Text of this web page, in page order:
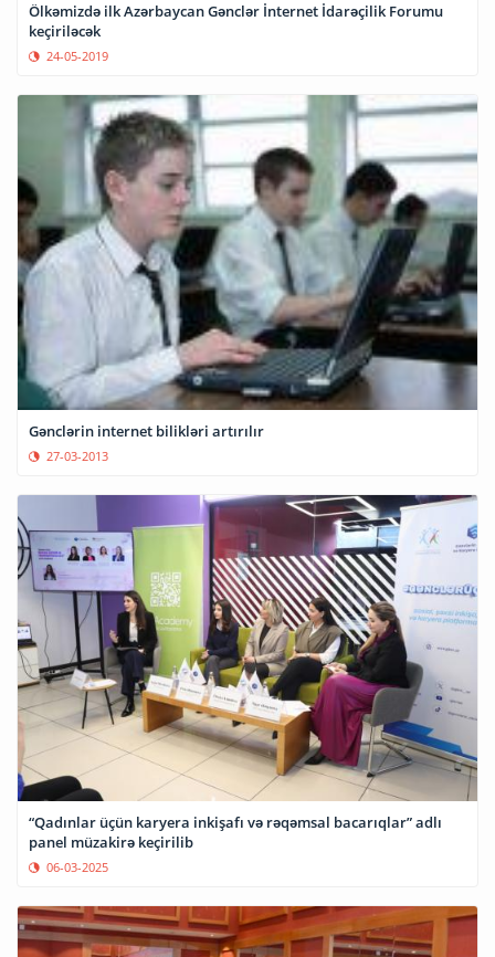
Ölkəmizdə ilk Azərbaycan Gənclər İnternet İdarəçilik Forumu
keçiriləcək
24-05-2019
Gənclərin internet bilikləri artırılır
27-03-2013
“Qadınlar üçün karyera inkişafı və rəqəmsal bacarıqlar” adlı
panel müzakirə keçirilib
06-03-2025